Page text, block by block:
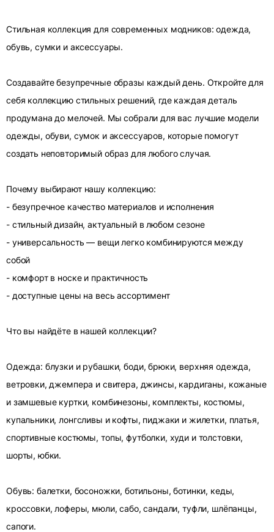
Стильная коллекция для современных модников: одежда,
обувь, сумки и аксессуары.
Создавайте безупречные образы каждый день. Откройте для
себя коллекцию стильных решений, где каждая деталь
продумана до мелочей. Мы собрали для вас лучшие модели
одежды, обуви, сумок и аксессуаров, которые помогут
создать неповторимый образ для любого случая.
Почему выбирают нашу коллекцию:
- безупречное качество материалов и исполнения
- стильный дизайн, актуальный в любом сезоне
- универсальность — вещи легко комбинируются между
собой
- комфорт в носке и практичность
- доступные цены на весь ассортимент
Что вы найдёте в нашей коллекции?
Одежда: блузки и рубашки, боди, брюки, верхняя одежда,
ветровки, джемпера и свитера, джинсы, кардиганы, кожаные
и замшевые куртки, комбинезоны, комплекты, костюмы,
купальники, лонгсливы и кофты, пиджаки и жилетки, платья,
спортивные костюмы, топы, футболки, худи и толстовки,
шорты, юбки.
Обувь: балетки, босоножки, ботильоны, ботинки, кеды,
кроссовки, лоферы, мюли, сабо, сандали, туфли, шлёпанцы,
сапоги.